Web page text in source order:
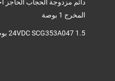
المخرج 1 بوصة
24VDC SCG353A047 1.5 بوصة صمامات النفث النبضي